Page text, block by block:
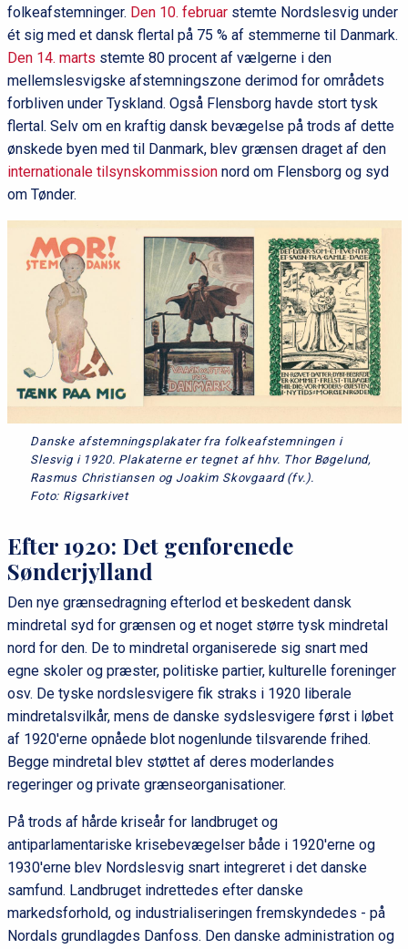
folkeafstemninger. Den 10. februarstemte Nordslesvig under
ét sig med et dansk flertal på 75 % af stemmerne til Danmark.
Den 14. marts stemte 80 procent af vælgerne i den
mellemslesvigske afstemningszone derimod for områdets
forbliven under Tyskland. Også Flensborg havde stort tysk
flertal. Selv om en kraftig dansk bevægelse på trods af dette
ønskede byen med til Danmark, blev grænsen draget af den
internationale tilsynskommissionnord om Flensborg og syd
om Tønder.
Danske afstemningsplakater fra folkeafstemningen i
Slesvig i 1920. Plakaterne er tegnet af hhv. Thor Bøgelund,
Rasmus Christiansen og Joakim Skovgaard (fv.).
Foto: Rigsarkivet
Efter 1920: Det genforenede
Sønderjylland
Den nye grænsedragning efterlod et beskedent dansk
mindretal syd for grænsen og et noget større tysk mindretal
nord for den. De to mindretal organiserede sig snart med
egne skoler og præster, politiske partier, kulturelle foreninger
osv. De tyske nordslesvigere fik straks i 1920 liberale
mindretalsvilkår, mens de danske sydslesvigere først i løbet
af 1920'erne opnåede blot nogenlunde tilsvarende frihed.
Begge mindretal blev støttet af deres moderlandes
regeringer og private grænseorganisationer.
På trods af hårde kriseår for landbruget og
antiparlamentariske krisebevægelser både i 1920'erne og
1930'erne blev Nordslesvig snart integreret i det danske
samfund. Landbruget indrettedes efter danske
markedsforhold, og industrialiseringen fremskyndedes - på
Nordals grundlagdes Danfoss. Den danske administration og